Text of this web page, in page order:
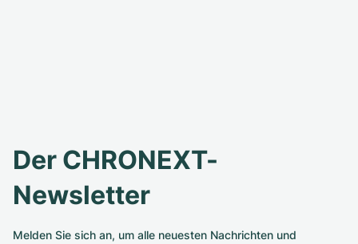
Der CHRONEXT-
Newsletter
Melden Sie sich an, um alle neuesten Nachrichten und